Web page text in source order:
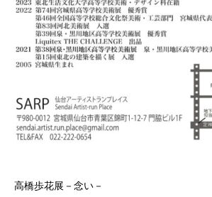
高橋歩花展－念い－